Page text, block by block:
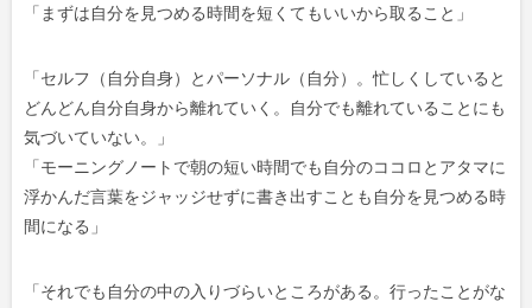
「まずは自分を見つめる時間を短くてもいいから取ること 」
「セルフ（自分自身）とパーソナル（自分）。忙しくしていると
どんどん自分自身から離れていく。自分でも離れていることにも
気づいていない。
」
「モーニングノートで朝の短い時間でも自分のココロとアタマに
浮かんだ言葉をジャッジせずに書き出すことも自分を見つめる時
間になる 」
「それでも自分の中の入りづらいところがある。行ったことがな